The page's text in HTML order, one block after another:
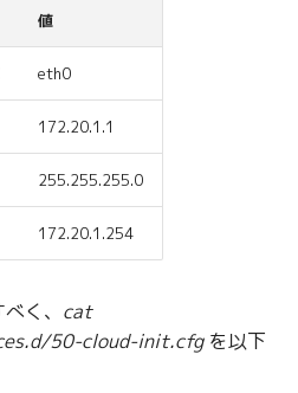
値
eth0
172.20.1.1
255.255.255.0
172.20.1.254
く、 cat
50-cloud-init.cfgを以下